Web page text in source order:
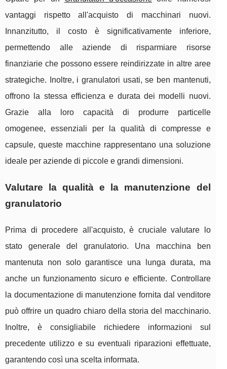
vantaggi rispetto all'acquisto di macchinari nuovi.
Innanzitutto, il costo è significativamente inferiore,
permettendo alle aziende di risparmiare risorse
finanziarie che possono essere reindirizzate in altre aree
strategiche. Inoltre, i granulatori usati, se ben mantenuti,
offrono la stessa efficienza e durata dei modelli nuovi.
Grazie alla loro capacità di produrre particelle
omogenee, essenziali per la qualità di compresse e
capsule, queste macchine rappresentano una soluzione
ideale per aziende di piccole e grandi dimensioni.
Valutare la qualità e la manutenzione del
granulatorio
Prima di procedere all'acquisto, è cruciale valutare lo
stato generale del granulatorio. Una macchina ben
mantenuta non solo garantisce una lunga durata, ma
anche un funzionamento sicuro e efficiente. Controllare
la documentazione di manutenzione fornita dal venditore
può offrire un quadro chiaro della storia del macchinario.
Inoltre, è consigliabile richiedere informazioni sul
precedente utilizzo e su eventuali riparazioni effettuate,
garantendo così una scelta informata.